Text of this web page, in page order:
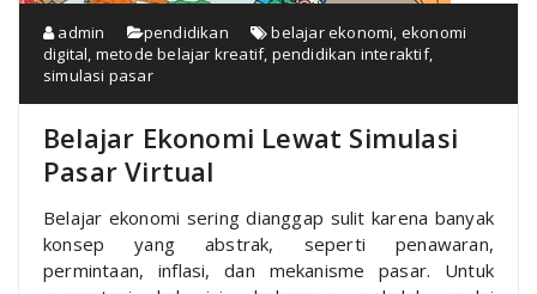
admin pendidikan belajar ekonomi ekonomi
digital metode belajar kreatif, pendidikan interaktif,
simulasi pasar
Belajar Ekonomi Lewat Simulasi
Pasar Virtual
Belajar ekonomi sering dianggap sulit karena banyak
konsep yang abstrak, seperti penawaran,
permintaan, inflasi, dan mekanisme pasar. Untuk